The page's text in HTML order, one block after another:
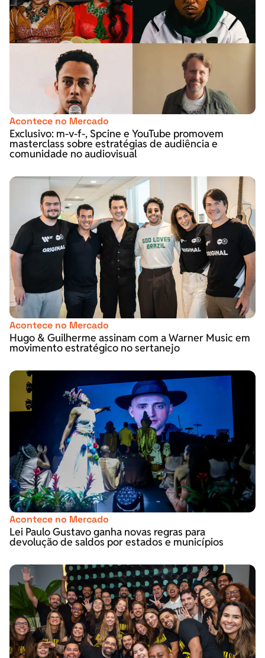
Acontece no Mercado
Exclusivo: m-v-f-, Spcine e YouTube promovem
masterclass sobre estratégias de audiência e
comunidade no audiovisual
Acontece no Mercado
Hugo & Guilherme assinam com a Warner Music em
movimento estratégico no sertanejo
Acontece no Mercado
Lei Paulo Gustavo ganha novas regras para
devolução de saldos por estados e municípios